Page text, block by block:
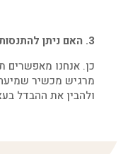
3. האם ניתן להתנסות במכשיר לפני רכישה?
כן. אנחנו מאפשרים
מרגיש מכשיר שמיעה
ולהבין את ההבדל